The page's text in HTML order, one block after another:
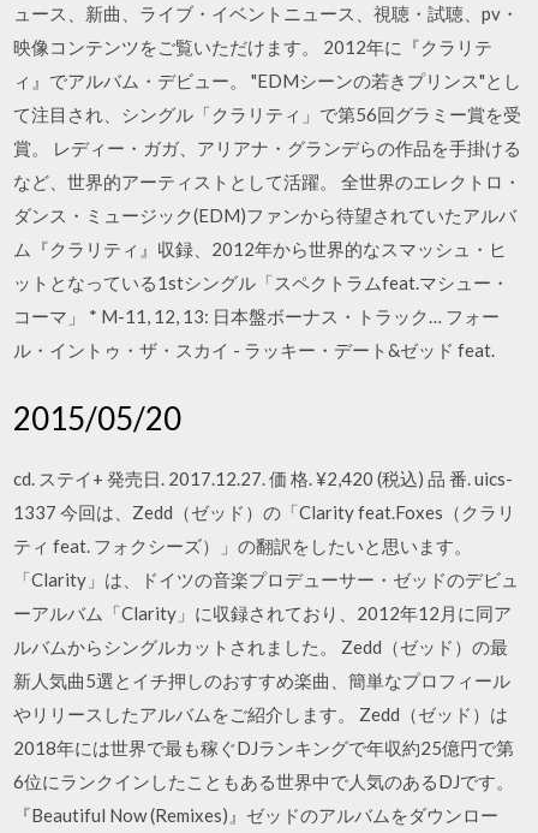
ュース、新曲、ライブ・イベントニュース、視聴・試聴、pv・
映像コンテンツをご覧いただけます。 2012年に『クラリテ
ィ』でアルバム・デビュー。 "EDMシーンの若きプリンス"とし
て注目され、シングル「クラリティ」で第56回グラミー賞を受
賞。 レディー・ガガ、アリアナ・グランデらの作品を手掛ける
など、世界的アーティストとして活躍。 全世界のエレクトロ・
ダンス・ミュージック(EDM)ファンから待望されていたアルバ
ム『クラリティ』収録、2012年から世界的なスマッシュ・ヒ
ットとなっている1stシングル「スペクトラムfeat.マシュー・
コーマ」 * M-11, 12, 13: 日本盤ボーナス・トラック… フォー
ル・イントゥ・ザ・スカイ - ラッキー・デート&ゼッド feat.
2015/05/20
cd. ステイ+ 発売日. 2017.12.27. 価 格. ¥2,420 (税込) 品 番. uics-
1337 今回は、Zedd（ゼッド）の「Clarity feat.Foxes（クラリ
ティ feat. フォクシーズ）」の翻訳をしたいと思います。
「Clarity」は、ドイツの音楽プロデューサー・ゼッドのデビュ
ーアルバム「Clarity」に収録されており、2012年12月に同ア
ルバムからシングルカットされました。 Zedd（ゼッド）の最
新人気曲5選とイチ押しのおすすめ楽曲、簡単なプロフィール
やリリースしたアルバムをご紹介します。 Zedd（ゼッド）は
2018年には世界で最も稼ぐDJランキングで年収約25億円で第
6位にランクインしたこともある世界中で人気のあるDJです。
『Beautiful Now (Remixes)』ゼッドのアルバムをダウンロー